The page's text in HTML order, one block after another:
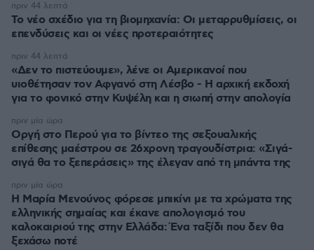
Το νέο σχέδιο για τη βιομηχανία: Οι μεταρρυθμίσεις, οι
επενδύσεις και οι νέες προτεραιότητες
πριν 44 λεπτά
«Δεν το πιστεύουμε», λένε οι Αμερικανοί που
υιοθέτησαν τον Αφγανό στη Λέσβο - Η αρχική εκδοχή
για το φονικό στην Κυψέλη και η σιωπή στην απολογία
πριν 44 λεπτά
Οργή στο Περού για το βίντεο της σεξουαλικής
επίθεσης μαέστρου σε 26χρονη τραγουδίστρια: «Σιγά-
σιγά θα το ξεπεράσεις» της έλεγαν από τη μπάντα της
πριν μία ώρα
Η Μαρία Μενούνος φόρεσε μπικίνι με τα χρώματα της
ελληνικής σημαίας και έκανε απολογισμό του
καλοκαιριού της στην Ελλάδα: Ένα ταξίδι που δεν θα
ξεχάσω ποτέ
πριν μία ώρα